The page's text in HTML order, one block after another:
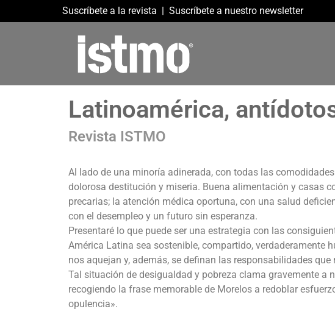
Suscríbete a la revista | Suscríbete a nuestro newsletter
Latinoamérica,
Revista ISTMO
Al lado de una minoría adinerada, con todas las
dolorosa destitución y miseria. Buena alimentación y casas
precarias; la atención médica oportuna, con una salud
con el desempleo y un futuro sin esperanza.
Presentaré lo que puede ser una estrategia con las
América Latina sea sostenible, compartido, verdaderamente
nos aquejan y, además, se definan las responsabilidades
Tal situación de desigualdad y pobreza clama gravemente
recogiendo la frase memorable de Morelos a redoblar
opulencia».